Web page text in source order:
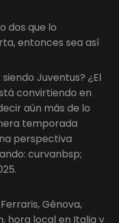
dos que lo
entonces sea así
Juventus? ¿El
convirtiendo en
aún más de lo
temporada
perspectiva
curvanbsp;
Génova,
hora local en Italia y